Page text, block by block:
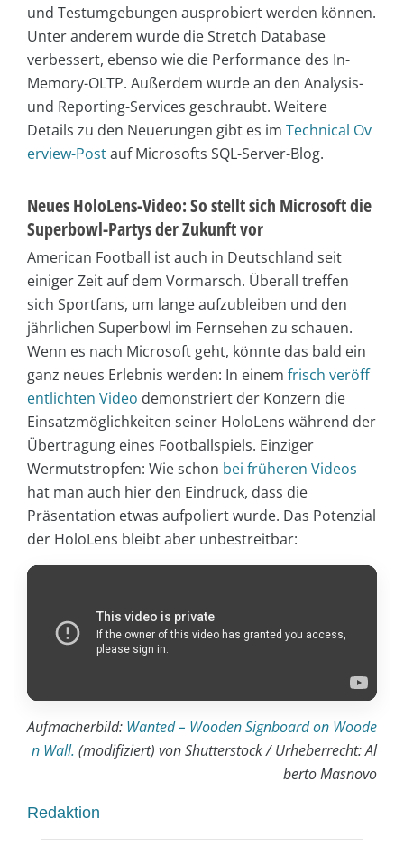
und Testumgebungen ausprobiert werden können.
Unter anderem wurde die Stretch Database
verbessert, ebenso wie die Performance des In-
Memory-OLTP. Außerdem wurde an den Analysis-
und Reporting-Services geschraubt. Weitere
Details zu den Neuerungen gibt es im Technical Ov
erview-Postauf Microsofts SQL-Server-Blog.
Neues HoloLens-Video: So stellt sich Microsoft die
Superbowl-Partys der Zukunft vor
American Football ist auch in Deutschland seit
einiger Zeit auf dem Vormarsch. Überall treffen
sich Sportfans, um lange aufzubleiben und den
jährlichen Superbowl im Fernsehen zu schauen.
Wenn es nach Microsoft geht, könnte das bald ein
ganz neues Erlebnis werden: In einem frisch veröff
entlichten Video demonstriert der Konzern die
Einsatzmöglichkeiten seiner HoloLens während der
Übertragung eines Footballspiels. Einziger
Wermutstropfen: Wie schon bei früheren Videos
hat man auch hier den Eindruck, dass die
Präsentation etwas aufpoliert wurde. Das Potenzial
der HoloLens bleibt aber unbestreitbar:
Aufmacherbild: Wanted – Wooden Signboard on Woode
n Wall. (modifiziert) von Shutterstock / Urheberrecht: Al
berto Masnovo
Redaktion